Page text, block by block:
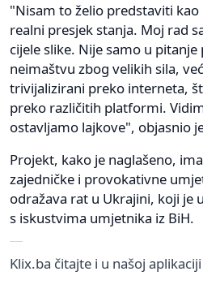
"Nisam to želio predstaviti kao
realni presjek stanja. Moj rad
cijele slike. Nije samo u
neimaštvu zbog velikih sila,
trivijalizirani preko interneta,
preko različitih platformi.
ostavljamo lajkove", objasnio
Projekt, kako je naglašeno,
zajedničke i provokativne
odražava rat u Ukrajini, koji je
s iskustvima umjetnika iz BiH.
Klix.ba čitajte i u našoj aplikaciji